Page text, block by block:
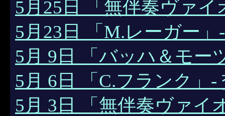
5月25日 「無伴奏ヴァイ
5月23日 「M.レーガー
5月 9日 「バッハ＆モー
5月 6日 「C.フランク」-
5月 3日 「無伴奏ヴァイ